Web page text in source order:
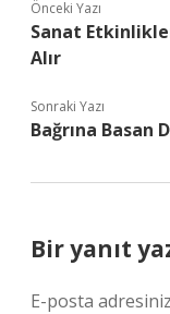
Önceki Yazı
Sanat
Alır
Sonraki Yazı
Bağrına Basan
Bir yanıt
E-posta